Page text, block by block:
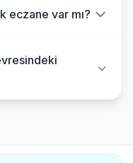
eczane var mı?